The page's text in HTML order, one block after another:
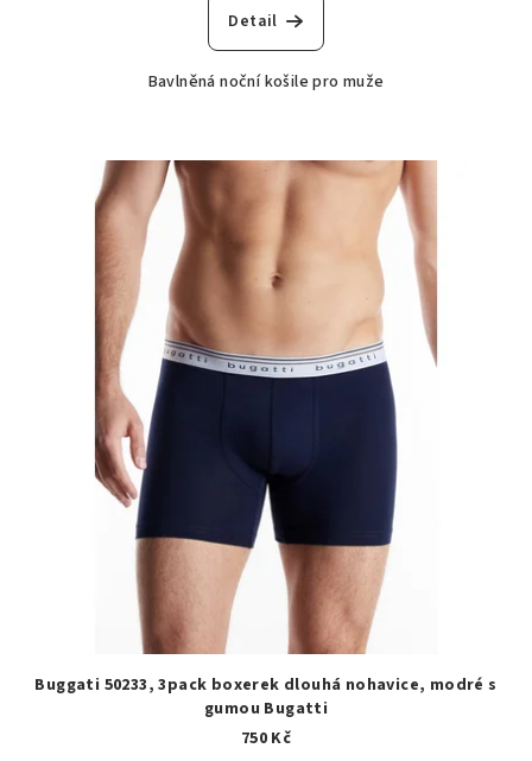
Detail
Bavlněná noční košile pro muže
Buggati 50233, 3pack boxerek dlouhá nohavice, modré s
gumou Bugatti
750 Kč